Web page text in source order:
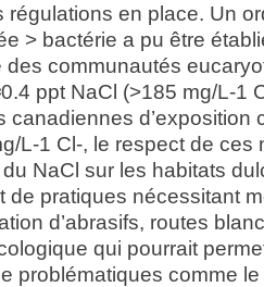
régulations en place. Un
> bactérie a pu être
des communautés
ppt NaCl (>185 mg/L-1
canadiennes d’exposition
L-1 Cl-, le respect de ces
du NaCl sur les habitats
de pratiques nécessitant
d’abrasifs, routes
qui pourrait
problématiques comme